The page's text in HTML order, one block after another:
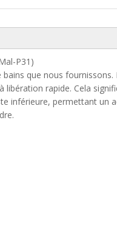
P31)
que nous
rapide. Cela
inférieure, permettant un